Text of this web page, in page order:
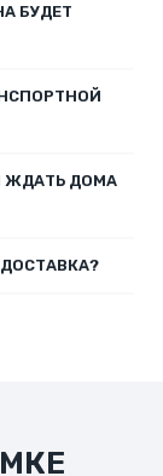
БУДЕТ
ЖДАТЬ ДОМА